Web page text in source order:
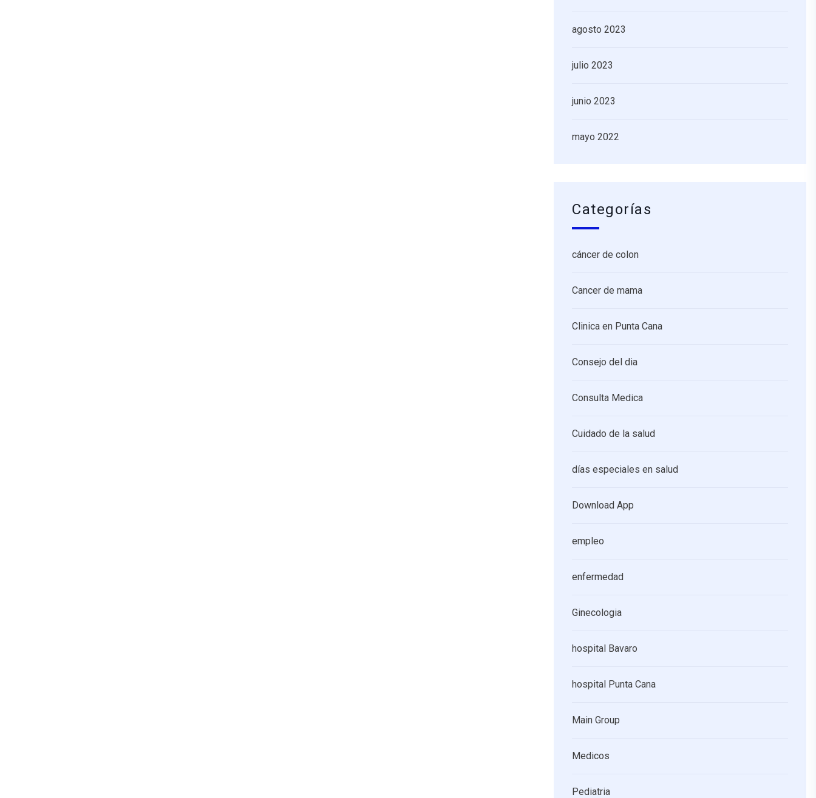
agosto 2023
julio 2023
junio 2023
mayo 2022
Categorías
cáncer de colon
Cancer de mama
Clinica en Punta Cana
Consejo del dia
Consulta Medica
Cuidado de la salud
días especiales en salud
Download App
empleo
enfermedad
Ginecologia
hospital Bavaro
hospital Punta Cana
Main Group
Medicos
Pediatria